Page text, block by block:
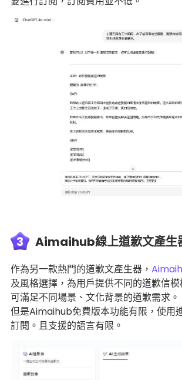
3 Aimaihub線上道歉文產生
作為另一款熱門的道歉文產生器，
及風格選擇，為用戶提供不同的道歉信模
可滿足不同場景、文化背景的道歉需求。
但是Aimaihub免費版本功能有限，使用
訂閱。且支援的語言有限。